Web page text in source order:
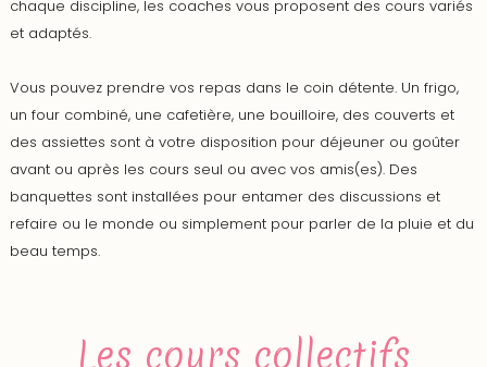
chaque discipline, les coaches vous proposent des cours variés
et adaptés.
Vous pouvez prendre vos repas dans le coin détente. Un frigo,
un four combiné, une cafetière, une bouilloire, des couverts et
des assiettes sont à votre disposition pour déjeuner ou goûter
avant ou après les cours seul ou avec vos amis(es). Des
banquettes sont installées pour entamer des discussions et
refaire ou le monde ou simplement pour parler de la pluie et du
beau temps.
Les cours collectifs